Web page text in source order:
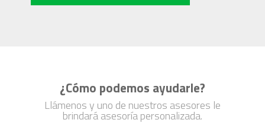
¿Cómo podemos ayudarle?
Llámenos y uno de nuestros asesores le
brindará asesoría personalizada.